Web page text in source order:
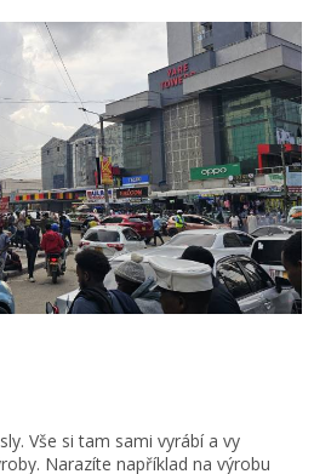
Vše si tam sami vyrábí a vy
Narazíte například na výrobu